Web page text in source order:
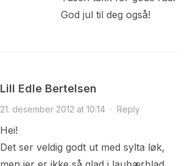
God jul til deg også!
Lill Edle Bertelsen
21. desember 2012 at 10:14· Reply
Hei!
Det ser veldig godt ut med sylta løk,